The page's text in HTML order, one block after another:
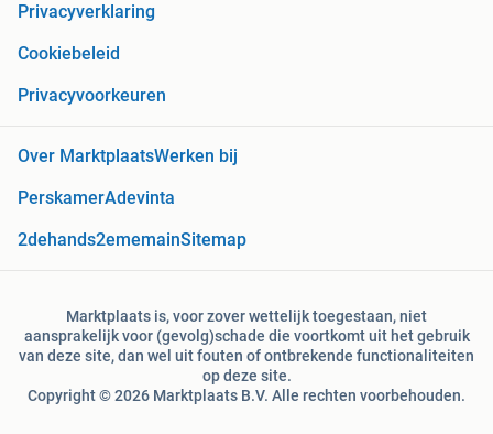
Privacyverklaring
Cookiebeleid
Privacyvoorkeuren
Over MarktplaatsWerken bij
PerskamerAdevinta
2dehands2ememainSitemap
Marktplaats is, voor zover wettelijk toegestaan, niet
aansprakelijk voor (gevolg)schade die voortkomt uit het gebruik
van deze site, dan wel uit fouten of ontbrekende functionaliteiten
op deze site.
Copyright © 2026 Marktplaats B.V. Alle rechten voorbehouden.